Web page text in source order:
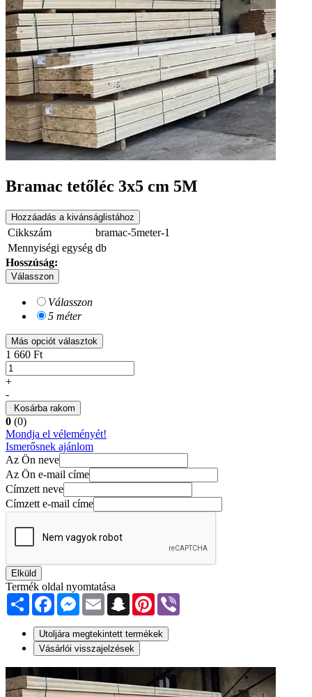
Bramac tetőléc 3x5 cm 5M
Hozzáadás a kivánságlistához
Cikkszám
bramac-5meter-1
Mennyiségi egység db
Hosszúság:
Válasszon
Válasszon
5 méter
Más opciót választok
1 660 Ft
+
-
Kosárba rakom
0 (0)
Mondja el véleményét!
Ismerősnek ajánlom
Az Ön neve
Az Ön e-mail címe
Címzett neve
Címzett e-mail címe
Elküld
Termék oldal nyomtatása
Share FacebookMessenger
Email SnapchatPinterest
Utoljára megtekintett termékek
Vásárlói visszajelzések